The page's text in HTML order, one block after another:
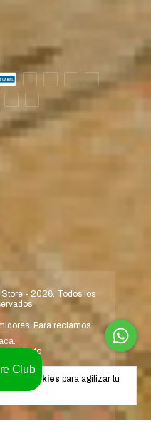
de cookies para agilizar tu
- 2026. Todos los
Para reclamos